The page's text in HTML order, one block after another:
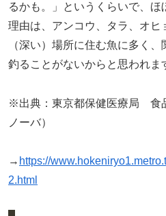
るかも。」というくらいで、ほ
理由は、アンコウ、タラ、オヒ
（深い）場所に住む魚に多く
釣ることがないからと思われま
※出典：東京都保健医療局 食
ノーバ）
→ https://
2.html